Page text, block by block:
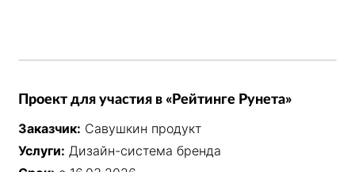
Проект для участия в «Рейтинге Рунета»
Заказчик: Савушкин продукт
Услуги: Дизайн-система бренда